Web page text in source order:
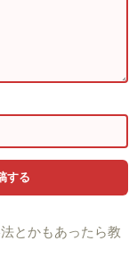
とかもあったら教